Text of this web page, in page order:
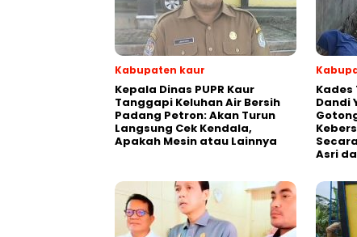
Kabupaten kaur
Kepala Dinas PUPR Kaur
Tanggapi Keluhan Air Bersih
Padang Petron: Akan Turun
Langsung Cek Kendala,
Apakah Mesin atau Lainnya
Kades
Dandi
Asri